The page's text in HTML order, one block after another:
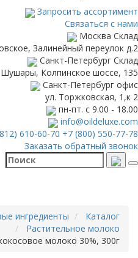
Запросить ассортимент
Связаться с нами
Москва Склад
Залинейный переулок д.2
Санкт-Петербург Склад
Шушары, Колпинское шоссе, 135
Санкт-Петербург офис
ул. Торжковская, 1,к 2
пн-пт. с 9.00 - 18.00
info@oildeluxe.com
610-60-70 +7 (800) 550-77-78
Заказать обратный звонок
ингредиенты
Каталог
Растительное молоко
молоко 30%, 300г